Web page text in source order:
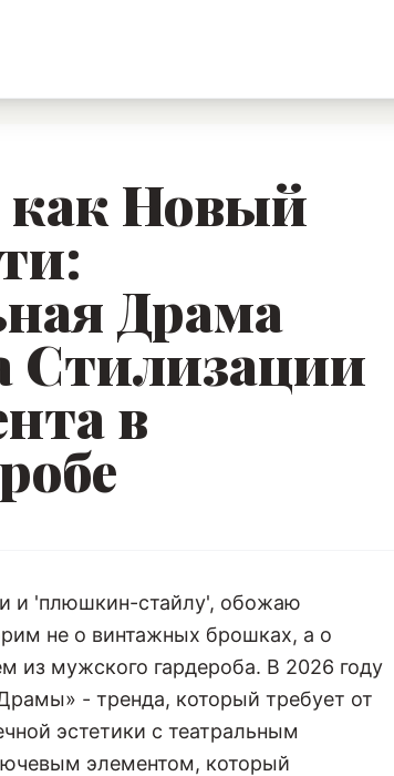
как Новый
Драма
Стилизации
в
и 'плюшкин-стайлу', обожаю
не о винтажных брошках, а о
из мужского гардероба. В 2026 году
- тренда, который требует от
эстетики с театральным
элементом, который